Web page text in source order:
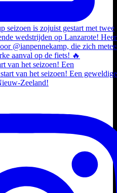
van het seizoen! Een